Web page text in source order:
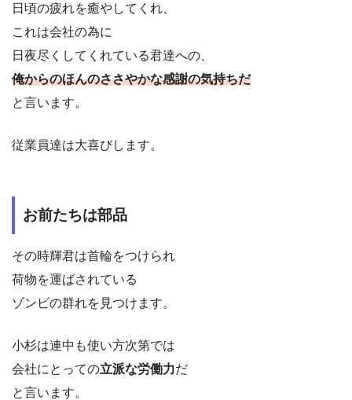
日頃の疲れを癒やしてくれ、
これは会社の為に
日夜尽くしてくれている君達への、
俺からのほんのささやかな感謝の気持ちだ
と言います。
従業員達は大喜びします。
お前たちは部品
その時輝君は首輪をつけられ
荷物を運ばされている
ゾンビの群れを見つけます。
小杉は連中も使い方次第では
会社にとっての立派な労働力だ
と言います。